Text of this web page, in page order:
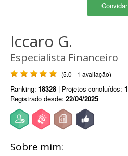
Convidar
Iccaro G.
Especialista Financeiro
(5.0 - 1 avaliação)
Ranking: 18328 | Projetos concluídos: 1
Registrado desde: 22/04/2025
Sobre mim: